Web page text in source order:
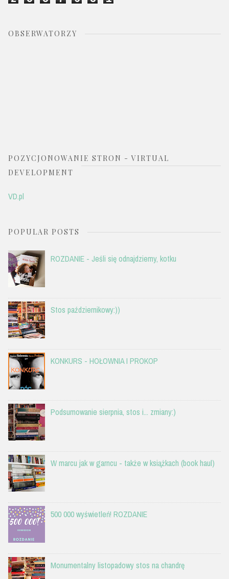
OBSERWATORZY
POZYCJONOWANIE STRON - VIRTUAL
DEVELOPMENT
VD.pl
POPULAR POSTS
ROZDANIE - Jeśli się odnajdziemy, kotku
Stos październikowy:))
KONKURS - HOŁOWNIA I PROKOP
Podsumowanie sierpnia, stos i... zmiany:)
W marcu jak w garncu - także w książkach (book haul)
500 000 wyświetleń! ROZDANIE
Monumentalny listopadowy stos na chandrę